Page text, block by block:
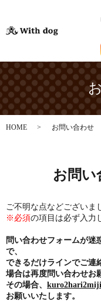
HOME お問い合わせ
お問い
ご不明な点などございま
※必須の項目は必ず入力
問い合わせフォームが迷
で、
できるだけラインでご連
場合は再度問い合わせお
その場合、
お願いいたします。